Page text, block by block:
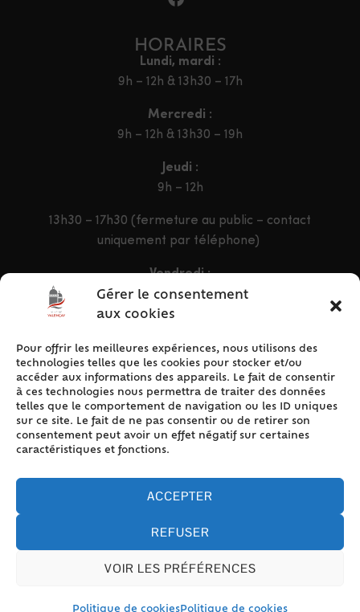
Gérer le consentement
aux cookies
Pour offrir les meilleures expériences, nous utilisons des
technologies telles que les cookies pour stocker et/ou
accéder aux informations des appareils. Le fait de consentir
à ces technologies nous permettra de traiter des données
telles que le comportement de navigation ou les ID uniques
sur ce site. Le fait de ne pas consentir ou de retirer son
consentement peut avoir un effet négatif sur certaines
caractéristiques et fonctions.
ACCEPTER
REFUSER
VOIR LES PRÉFÉRENCES
Politique de cookiesPolitique de cookies
HORAIRES
Lundi, mardi :
9h – 12h & 13h30 – 17h
Mercredi :
9h – 12h & 13h30 – 19h
Jeudi :
9h – 12h
13h30 – 17h30 (fermeture au public – contact
uniquement par téléphone)
Vendredi :
9h – 12h & 13h30 – 16h30
ACCÈS RAPIDE
Accueil
Contact
Plan du site
Mentions légales
Politique de cookies (UE)